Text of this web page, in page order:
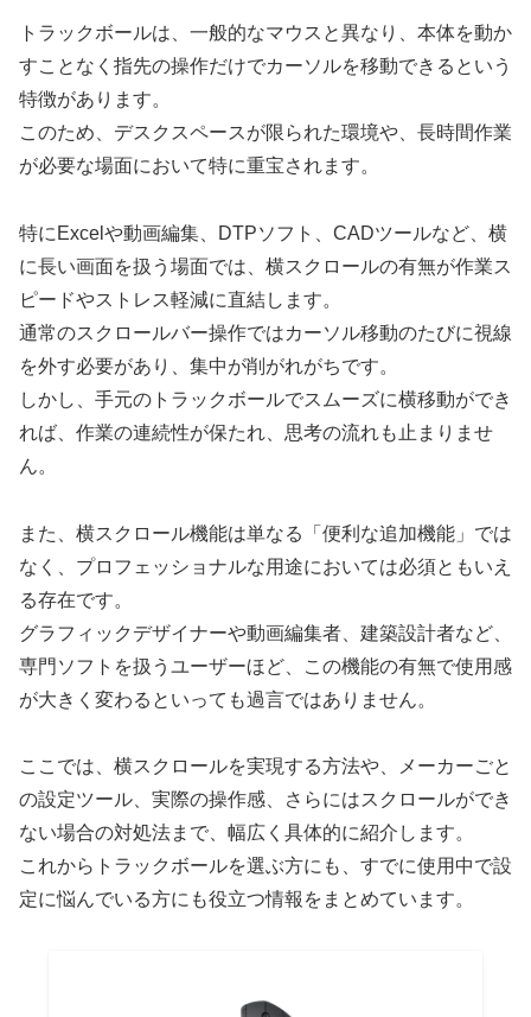
トラックボールは、一般的なマウスと異なり、本体を動か
すことなく指先の操作だけでカーソルを移動できるという
特徴があります。
このため、デスクスペースが限られた環境や、長時間作業
が必要な場面において特に重宝されます。
特にExcelや動画編集、DTPソフト、CADツールなど、横
に長い画面を扱う場面では、横スクロールの有無が作業ス
ピードやストレス軽減に直結します。
通常のスクロールバー操作ではカーソル移動のたびに視線
を外す必要があり、集中が削がれがちです。
しかし、手元のトラックボールでスムーズに横移動ができ
れば、作業の連続性が保たれ、思考の流れも止まりませ
ん。
また、横スクロール機能は単なる「便利な追加機能」では
なく、プロフェッショナルな用途においては必須ともいえ
る存在です。
グラフィックデザイナーや動画編集者、建築設計者など、
専門ソフトを扱うユーザーほど、この機能の有無で使用感
が大きく変わるといっても過言ではありません。
ここでは、横スクロールを実現する方法や、メーカーごと
の設定ツール、実際の操作感、さらにはスクロールができ
ない場合の対処法まで、幅広く具体的に紹介します。
これからトラックボールを選ぶ方にも、すでに使用中で設
定に悩んでいる方にも役立つ情報をまとめています。